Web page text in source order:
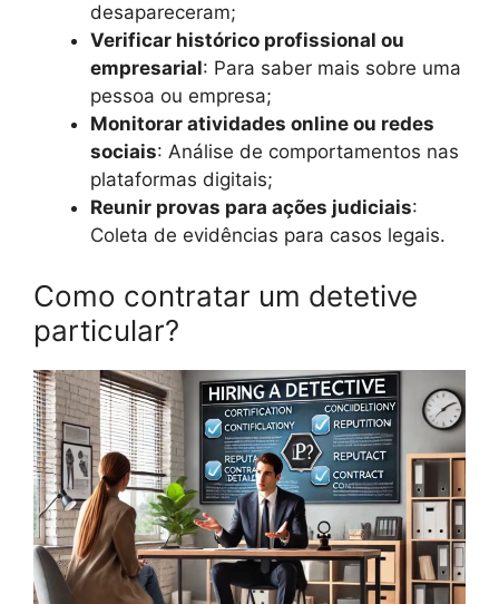
desapareceram;
Verificar histórico profissional ou
empresarial: Para saber mais sobre uma
pessoa ou empresa;
Monitorar atividades online ou redes
sociais: Análise de comportamentos nas
plataformas digitais;
Reunir provas para ações judiciais:
Coleta de evidências para casos legais.
Como contratar um detetive
particular?